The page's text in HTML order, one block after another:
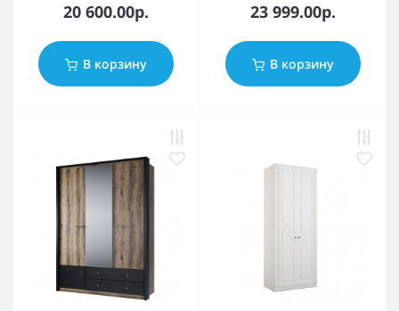
20 600.00р.
В корзину
23 999.00р.
В корзину